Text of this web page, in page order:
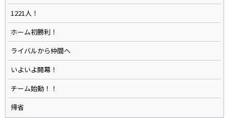
1221人！
ホーム初勝利！
ライバルから仲間へ
いよいよ開幕！
チーム始動！！
帰省